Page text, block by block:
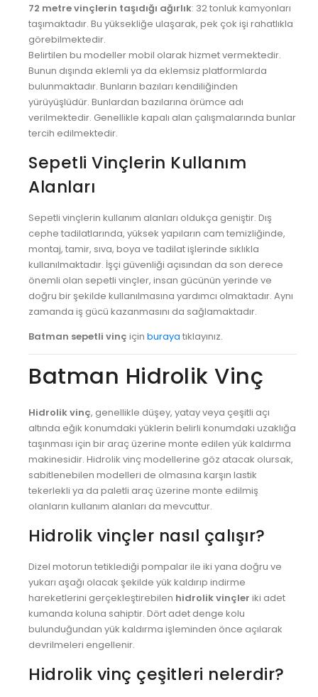
İSTANBUL VİNÇ
İZMİR VİNÇ
KARABÜK VİNÇ
KARAMAN VİNÇ
KASTAMONU VİNÇ
KAYSERİ VİNÇ
KIRIKKALE VİNÇ
KIRKLARELİ VİNÇ
KIRŞEHİR VİNÇ
KİLİS VİNÇ
KOCAELİ VİNÇ
KÜTAHYA VİNÇ
MANİSA VİNÇ
MARDİN VİNÇ
MERSİN VİNÇ
MUĞLA VİNÇ
MUŞ VİNÇ
NİĞDE VİNÇ
ORDU VİNÇ
OSMANİYE VİNÇ
SAKARYA VİNÇ
72 metre vinçlerin taşıdığı ağırlık: 32 tonluk kamyonları
taşımaktadır. Bu yüksekliğe ulaşarak, pek çok işi rahatlıkla
görebilmektedir.
Belirtilen bu modeller mobil olarak hizmet vermektedir.
Bunun dışında eklemli ya da eklemsiz platformlarda
bulunmaktadır. Bunların bazıları kendiliğinden
yürüyüşlüdür. Bunlardan bazılarına örümce adı
verilmektedir. Genellikle kapalı alan çalışmalarında bunlar
tercih edilmektedir.
Sepetli Vinçlerin Kullanım
Alanları
Sepetli vinçlerin kullanım alanları oldukça geniştir. Dış
cephe tadilatlarında, yüksek yapıların cam temizliğinde,
montaj, tamir, sıva, boya ve tadilat işlerinde sıklıkla
kullanılmaktadır. İşçi güvenliği açısından da son derece
önemli olan sepetli vinçler, insan gücünün yerinde ve
doğru bir şekilde kullanılmasına yardımcı olmaktadır. Aynı
zamanda iş gücü kazanmasını da sağlamaktadır.
Batman sepetli vinç için buraya tıklayınız.
Batman Hidrolik Vinç
Hidrolik vinç, genellikle düşey, yatay veya çeşitli açı
altında eğik konumdaki yüklerin belirli konumdaki uzaklığa
taşınması için bir araç üzerine monte edilen yük kaldırma
makinesidir. Hidrolik vinç modellerine göz atacak olursak,
sabitlenebilen modelleri de olmasına karşın lastik
tekerlekli ya da paletli araç üzerine monte edilmiş
olanların kullanım alanları da mevcuttur.
Hidrolik vinçler nasıl çalışır?
Dizel motorun tetiklediği pompalar ile iki yana doğru ve
yukarı aşağı olacak şekilde yük kaldırıp indirme
hareketlerini gerçekleştirebilen hidrolik vinçler iki adet
kumanda koluna sahiptir. Dört adet denge kolu
bulunduğundan yük kaldırma işleminden önce açılarak
devrilmeleri engellenir.
Hidrolik vinç çeşitleri nelerdir?